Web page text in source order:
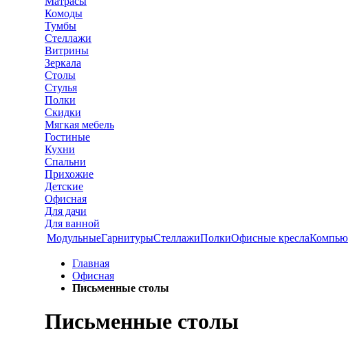
Комоды
Тумбы
Стеллажи
Витрины
Зеркала
Столы
Стулья
Полки
Скидки
Мягкая мебель
Гостиные
Кухни
Спальни
Прихожие
Детские
Офисная
Для дачи
Для ванной
МодульныеГарнитурыСтеллажиПолкиОфисные кресла
Главная
Офисная
Письменные столы
Письменные столы